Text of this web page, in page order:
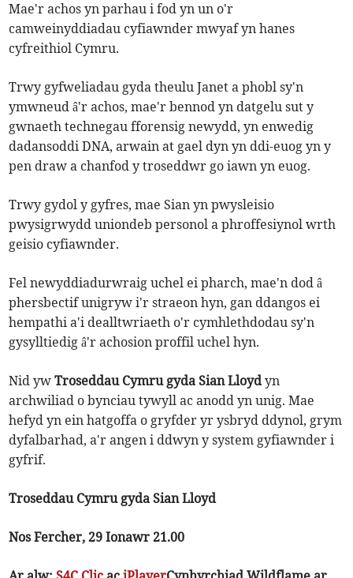
Mae'r achos yn parhau i fod yn un o'r
camweinyddiadau cyfiawnder mwyaf yn hanes
cyfreithiol Cymru.
Trwy gyfweliadau gyda theulu Janet a phobl sy'n
ymwneud â'r achos, mae'r bennod yn datgelu sut y
gwnaeth technegau fforensig newydd, yn enwedig
dadansoddi DNA, arwain at gael dyn yn ddi-euog yn y
pen draw a chanfod y troseddwr go iawn yn euog.
Trwy gydol y gyfres, mae Sian yn pwysleisio
pwysigrwydd uniondeb personol a phroffesiynol wrth
geisio cyfiawnder.
Fel newyddiadurwraig uchel ei pharch, mae'n dod â
phersbectif unigryw i'r straeon hyn, gan ddangos ei
hempathi a'i dealltwriaeth o'r cymhlethdodau sy'n
gysylltiedig â'r achosion proffil uchel hyn.
Nid ywTroseddau Cymru gyda Sian Lloydyn
archwiliad o bynciau tywyll ac anodd yn unig. Mae
hefyd yn ein hatgoffa o gryfder yr ysbryd ddynol, grym
dyfalbarhad, a'r angen i ddwyn y system gyfiawnder i
gyfrif.
Troseddau Cymru gyda Sian Lloyd
Nos Fercher, 29 Ionawr 21.00